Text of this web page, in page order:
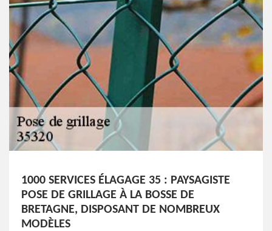
1000 SERVICES ÉLAGAGE 35 : PAYSAGISTE
POSE DE GRILLAGE À LA BOSSE DE
BRETAGNE, DISPOSANT DE NOMBREUX
MODÈLES